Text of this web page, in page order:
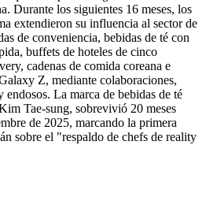
Durante los siguientes 16 meses, los
extendieron su influencia al sector de
de conveniencia, bebidas de té con
buffets de hoteles de cinco
cadenas de comida coreana e
Z, mediante colaboraciones,
La marca de bebidas de té
Tae-sung, sobrevivió 20 meses
de 2025, marcando la primera
sobre el "respaldo de chefs de reality